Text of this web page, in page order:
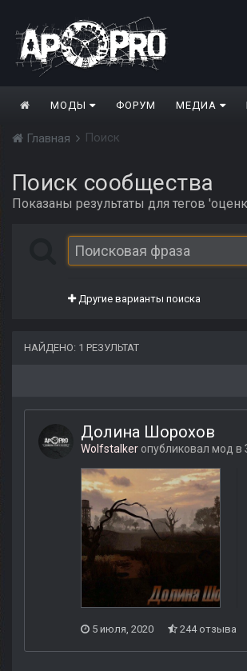
МОДЫ ФОРУМ МЕДИА
Главная Поиск
Поиск сообщества
Показаны результаты для тегов
Другие варианты поиска
НАЙДЕНО: 1 РЕЗУЛЬТАТ
Долина Шорохов
Wolfstalker опубликовал мод в
5 июля, 2020 244 отзыва